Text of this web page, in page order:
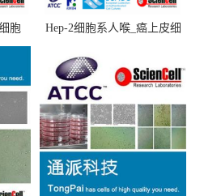
胞
Hep-2细胞系人喉_癌上皮细